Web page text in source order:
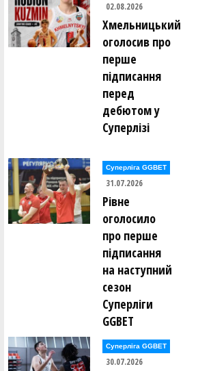
02.08.2026
Хмельницький
оголосив про
перше
підписання
перед
дебютом у
Суперлізі
Суперліга GGBET
31.07.2026
Рівне
оголосило
про перше
підписання
на наступний
сезон
Суперліги
GGBET
Суперліга GGBET
30.07.2026